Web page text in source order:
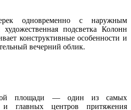
одновременно с наружным
подсветка Колонн
конструктивные особенности и
вечерний облик.
площади — один из самых
и главных центров притяжения